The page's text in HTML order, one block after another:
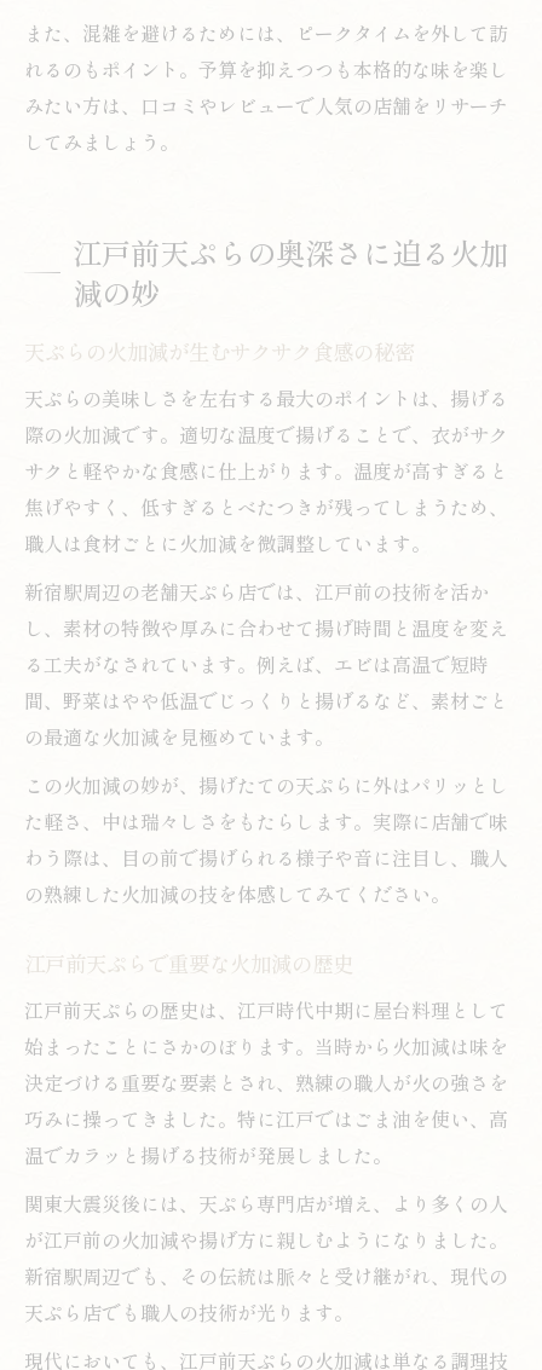
また、混雑を避けるためには、ピークタイムを外して訪
れるのもポイント。予算を抑えつつも本格的な味を楽し
みたい方は、口コミやレビューで人気の店舗をリサーチ
してみましょう。
江戸前天ぷらの奥深さに迫る火加
減の妙
天ぷらの火加減が生むサクサク食感の秘密
天ぷらの美味しさを左右する最大のポイントは、揚げる
際の火加減です。適切な温度で揚げることで、衣がサク
サクと軽やかな食感に仕上がります。温度が高すぎると
焦げやすく、低すぎるとべたつきが残ってしまうため、
職人は食材ごとに火加減を微調整しています。
新宿駅周辺の老舗天ぷら店では、江戸前の技術を活か
し、素材の特徴や厚みに合わせて揚げ時間と温度を変え
る工夫がなされています。例えば、エビは高温で短時
間、野菜はやや低温でじっくりと揚げるなど、素材ごと
の最適な火加減を見極めています。
この火加減の妙が、揚げたての天ぷらに外はパリッとし
た軽さ、中は瑞々しさをもたらします。実際に店舗で味
わう際は、目の前で揚げられる様子や音に注目し、職人
の熟練した火加減の技を体感してみてください。
江戸前天ぷらで重要な火加減の歴史
江戸前天ぷらの歴史は、江戸時代中期に屋台料理として
始まったことにさかのぼります。当時から火加減は味を
決定づける重要な要素とされ、熟練の職人が火の強さを
巧みに操ってきました。特に江戸ではごま油を使い、高
温でカラッと揚げる技術が発展しました。
関東大震災後には、天ぷら専門店が増え、より多くの人
が江戸前の火加減や揚げ方に親しむようになりました。
新宿駅周辺でも、その伝統は脈々と受け継がれ、現代の
天ぷら店でも職人の技術が光ります。
現代においても、江戸前天ぷらの火加減は単なる調理技